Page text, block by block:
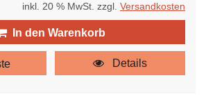
inkl. 20 % MwSt. zzgl. Versandkosten
In den Warenkorb
Details